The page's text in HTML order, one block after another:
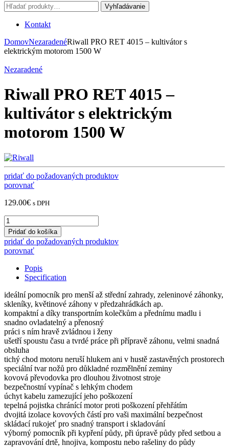
Hľadať:
Vyhľadávanie
Kontakt
DomovNezaradenéRiwall PRO RET 4015 – kultivátor s
elektrickým motorom 1500 W
Nezaradené
Riwall PRO RET 4015 –
kultivátor s elektrickým
motorom 1500 W
pridať do požadovaných produktov
porovnať
129.00€ s DPH
Riwall
PRO
RET
4015
-
kultivátor
elektrickým
motorom
1500
W
quantity
Pridať do košíka
pridať do požadovaných produktov
porovnať
Popis
Specification
ideální pomocník pro menší až střední zahrady, zeleninové záhonky,
skleníky, květinové záhony v předzahrádkách ap.
kompaktní a díky transportním kolečkům a přednímu madlu i
snadno ovladatelný a přenosný
práci s ním hravě zvládnou i ženy
ušetří spoustu času a tvrdé práce při přípravě záhonu, velmi snadná
obsluha
tichý chod motoru neruší hlukem ani v hustě zastavěných prostorech
speciální tvar nožů pro důkladné rozmělnění zeminy
kovová převodovka pro dlouhou životnost stroje
bezpečnostní vypínač s lehkým chodem
úchyt kabelu zamezující jeho poškození
tepelná pojistka chránící motor proti poškození přehřátím
dvojitá izolace kovových částí pro vaši maximální bezpečnost
skládací rukojeť pro snadný transport i skladování
výborný pomocník při kypření půdy, při úpravě půdy před setbou a
zapravování drtě, hnojiva, kompostu nebo rašeliny do půdy